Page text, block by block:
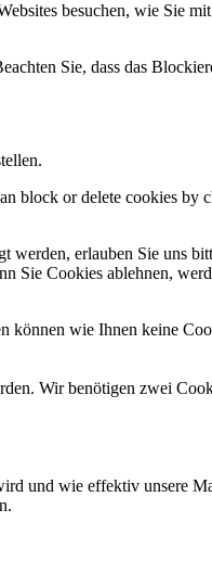
besuchen, wie Sie
Sie, dass das
block or delete cookies by
werden, erlauben Sie uns
Sie Cookies ablehnen,
können wie Ihnen keine
Wir benötigen zwei
und wie effektiv unsere